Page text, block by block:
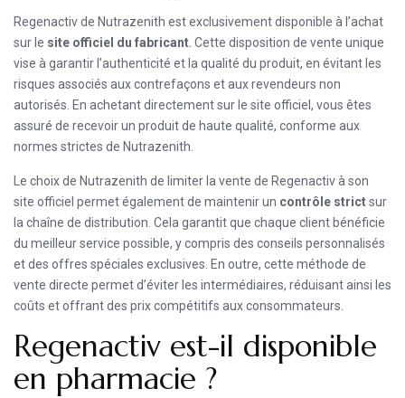
Regenactiv de Nutrazenith est exclusivement disponible à l’achat
sur le site officiel du fabricant . Cette disposition de vente unique
vise à garantir l’authenticité et la qualité du produit, en évitant les
risques associés aux contrefaçons et aux revendeurs non
autorisés. En achetant directement sur le site officiel, vous êtes
assuré de recevoir un produit de haute qualité, conforme aux
normes strictes de Nutrazenith.
Le choix de Nutrazenith de limiter la vente de Regenactiv à son
site officiel permet également de maintenir un contrôle strictsur
la chaîne de distribution. Cela garantit que chaque client bénéficie
du meilleur service possible, y compris des conseils personnalisés
et des offres spéciales exclusives. En outre, cette méthode de
vente directe permet d’éviter les intermédiaires, réduisant ainsi les
coûts et offrant des prix compétitifs aux consommateurs.
Regenactiv est-il disponible
en pharmacie ?